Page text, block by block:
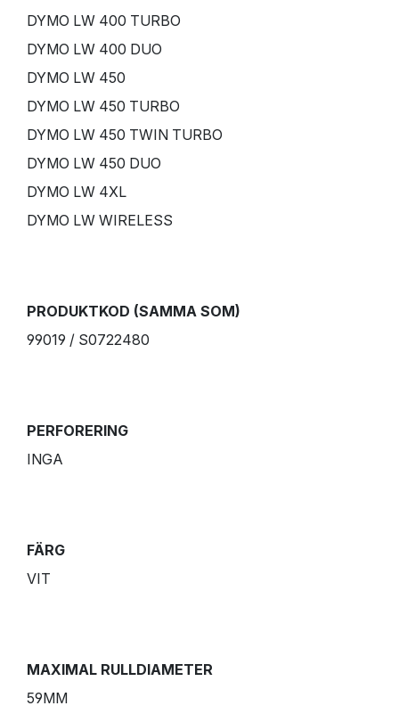
DYMO LW 400 TURBO
DYMO LW 400 DUO
DYMO LW 450
DYMO LW 450 TURBO
DYMO LW 450 TWIN TURBO
DYMO LW 450 DUO
DYMO LW 4XL
DYMO LW WIRELESS
PRODUKTKOD (SAMMA SOM)
99019 / S0722480
PERFORERING
INGA
FÄRG
VIT
MAXIMAL RULLDIAMETER
59MM